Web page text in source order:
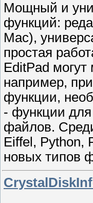
Мощный и
функций:
Mac),
простая
EditPad
например,
функции,
- функции
файлов.
Eiffel, Python,
новых типов